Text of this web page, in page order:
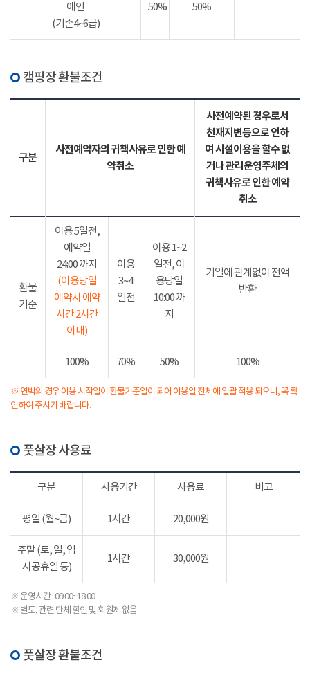
애인
(기존4~6급)
50% 50%
캠핑장 환불조건
구분
사전예약자의 귀책사유로 인한 예
약취소
사전예약된 경우로서
천재지변등으로 인하
여 시설이용을 할수 없
거나 관리운영주체의
귀책사유로 인한 예약
취소
환불
기준
이용 5일전,
예약일
24:00 까지
(이용당일
예약시 예약
시간 2시간
이내)
이용
3~4
일전
이용 1~2
일전, 이
용당일
10:00 까
지
기일에 관계없이 전액
반환
100% 70% 50% 100%
※ 연박의 경우 이용 시작일이 환불기준일이 되어 이용일 전체에 일괄 적용 되오니, 꼭 확
인하여 주시기 바랍니다.
풋살장 사용료
구분 사용기간 사용료 비고
평일 (월~금) 1시간 20,000원
주말 (토, 일, 임
시공휴일 등)
1시간 30,000원
※ 운영시간 : 09:00~18:00
※ 별도, 관련 단체 할인 및 회원제 없음
풋살장 환불조건